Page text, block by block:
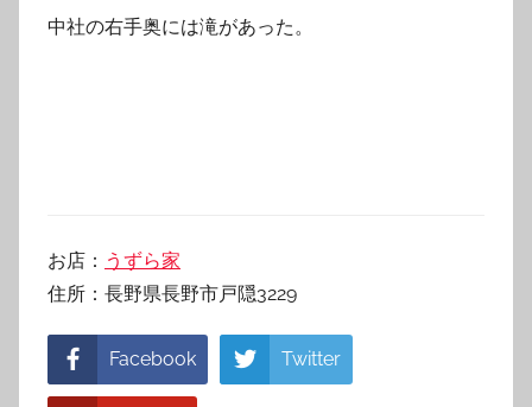
中社の右手奥には滝があった。
お店： うずら家
住所：長野県長野市戸隠3229
Facebook Twitter